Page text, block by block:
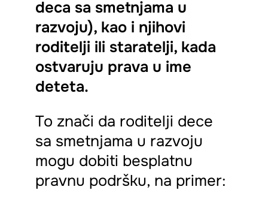
deca sa smetnjama u
razvoju), kao i njihovi
roditelji ili staratelji, kada
ostvaruju prava u ime
deteta.
To znači da roditelji dece
sa smetnjama u razvoju
mogu dobiti besplatnu
pravnu podršku, na primer: